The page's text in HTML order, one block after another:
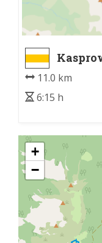
11.0 km
6:15 h
+
−